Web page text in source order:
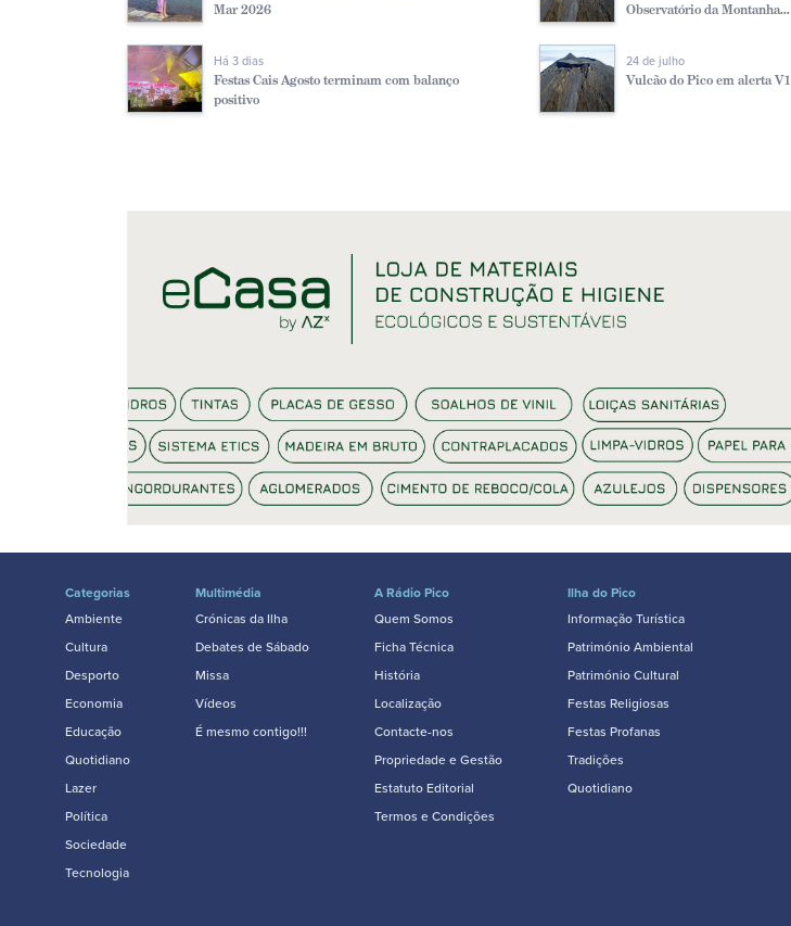
Mar 2026
Há 3 dias
Festas Cais Agosto terminam com balanço
positivo
Observatório da Montanha...
24 de julho
Vulcão do Pico em alerta V1
Categorias
Ambiente
Cultura
Desporto
Economia
Educação
Quotidiano
Lazer
Política
Sociedade
Tecnologia
Multimédia
Crónicas da Ilha
Debates de Sábado
Missa
Vídeos
É mesmo contigo!!!
A Rádio Pico
Quem Somos
Ficha Técnica
História
Localização
Contacte-nos
Propriedade e Gestão
Estatuto Editorial
Termos e Condições
Ilha do Pico
Informação Turística
Património Ambiental
Património Cultural
Festas Religiosas
Festas Profanas
Tradições
Quotidiano